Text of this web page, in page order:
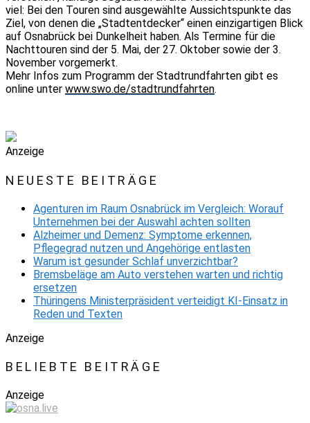
viel: Bei den Touren sind ausgewählte Aussichtspunkte das
Ziel, von denen die „Stadtentdecker“ einen einzigartigen Blick
auf Osnabrück bei Dunkelheit haben. Als Termine für die
Nachttouren sind der 5. Mai, der 27. Oktober sowie der 3.
November vorgemerkt.
Mehr Infos zum Programm der Stadtrundfahrten gibt es
online unter www.swo.de/stadtrundfahrten.
Anzeige
NEUESTE BEITRÄGE
Agenturen im Raum Osnabrück im Vergleich: Worauf
Unternehmen bei der Auswahl achten sollten
Alzheimer und Demenz: Symptome erkennen,
Pflegegrad nutzen und Angehörige entlasten
Warum ist gesunder Schlaf unverzichtbar?
Bremsbeläge am Auto verstehen warten und richtig
ersetzen
Thüringens Ministerpräsident verteidigt KI-Einsatz in
Reden und Texten
Anzeige
BELIEBTE BEITRÄGE
Anzeige